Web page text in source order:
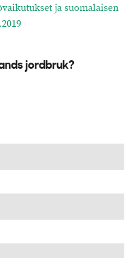
ja suomalaisen
jordbruk?